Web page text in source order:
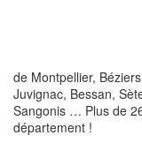
de Montpellier,
Juvignac, Bessan,
Sangonis … Plus de
département !